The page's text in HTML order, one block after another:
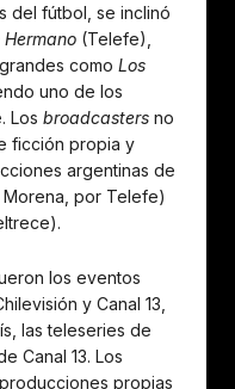
del fútbol, se inclinó
Hermano (Telefe),
como Los
uno de los
Los broadcasters no
ficción propia y
argentinas de
Morena, por Telefe)
los eventos
y Canal 13,
las teleseries de
Canal 13. Los
propias